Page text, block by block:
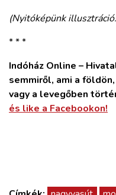
(Nyitóképünk
* * *
Indóház Online –
semmiről, ami a
vagy a levegőben
és like a Facebookon!